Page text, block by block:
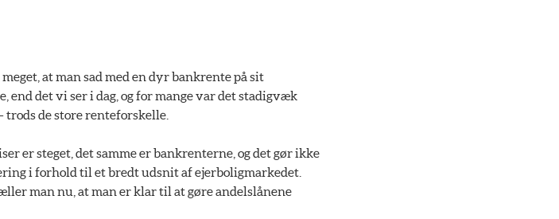
meget, at man sad med en dyr bankrente på sit
det vi ser i dag, og for mange var det stadigvæk
de store renteforskelle.
er steget, det samme er bankrenterne, og det gør ikke
i forhold til et bredt udsnit af ejerboligmarkedet.
man nu, at man er klar til at gøre andelslånene